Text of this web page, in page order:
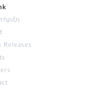
Releases